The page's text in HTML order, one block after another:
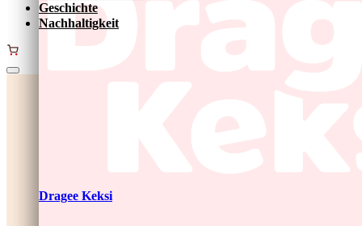
Dragee Keksi
Geschichte
Nachhaltigkeit